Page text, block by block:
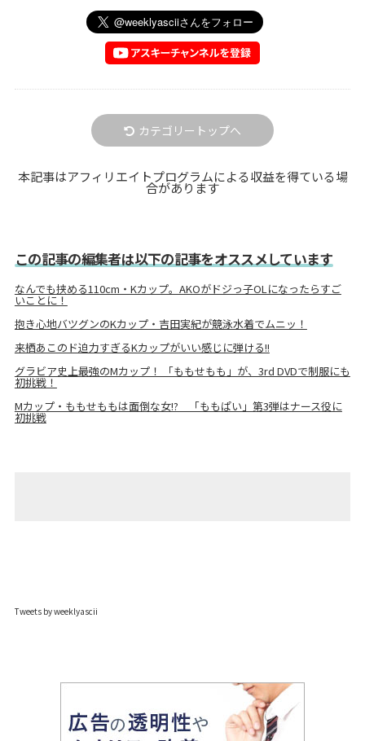
カテゴリートップへ
本記事はアフィリエイトプログラムによる収益を得ている場
合があります
この記事の編集者は以下の記事をオススメしています
なんでも挟める110cm・Kカップ。AKOがドジっ子OLになったらすご
いことに！
抱き心地バツグンのKカップ・吉田実紀が競泳水着でムニッ！
来栖あこのド迫力すぎるKカップがいい感じに弾ける!!
グラビア史上最強のMカップ！ 「ももせもも」が、3rd DVDで制服にも
初挑戦！
Mカップ・ももせももは面倒な女!? 「ももぱい」第3弾はナース役に
初挑戦
Tweets by weeklyascii